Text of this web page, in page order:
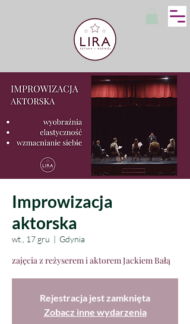
Improwizacja
aktorska
wt., 17 gru
  |
Gdynia
zajęcia z reżyserem i aktorem Jackiem Bałą
Rejestracja jest zamknięta
Zobacz inne wydarzenia